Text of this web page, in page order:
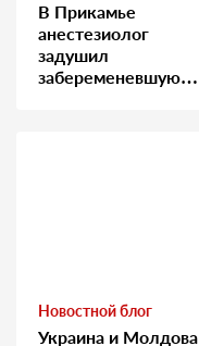
В Прикамье
анестезиолог
задушил
забеременевшую
Новостной блог
Украина и Молдова